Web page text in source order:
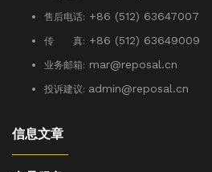
售后电话: +86 (512) 63647007
传 真: +86 (512) 63649009
业务邮箱: mar@reposal.cn
投诉建议: admin@reposal.cn
信息文章